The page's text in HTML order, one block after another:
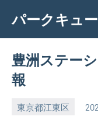
content
パークキュ
豊洲ステー
報
東京都江東区